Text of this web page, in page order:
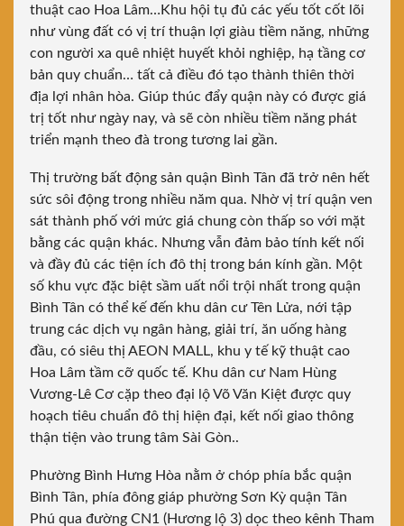
thuật cao Hoa Lâm…Khu hội tụ đủ các yếu tốt cốt lõi
như vùng đất có vị trí thuận lợi giàu tiềm năng, những
con người xa quê nhiệt huyết khỏi nghiệp, hạ tầng cơ
bản quy chuẩn… tất cả điều đó tạo thành thiên thời
địa lợi nhân hòa. Giúp thúc đẩy quận này có được giá
trị tốt như ngày nay, và sẽ còn nhiều tiềm năng phát
triển mạnh theo đà trong tương lai gần.
Thị trường bất động sản quận Bình Tân đã trở nên hết
sức sôi động trong nhiều năm qua. Nhờ vị trí quận ven
sát thành phố với mức giá chung còn thấp so với mặt
bằng các quận khác. Nhưng vẫn đảm bảo tính kết nối
và đầy đủ các tiện ích đô thị trong bán kính gần. Một
số khu vực đặc biệt sầm uất nổi trội nhất trong quận
Bình Tân có thể kế đến khu dân cư Tên Lửa, nới tập
trung các dịch vụ ngân hàng, giải trí, ăn uống hàng
đầu, có siêu thị AEON MALL, khu y tế kỹ thuật cao
Hoa Lâm tầm cỡ quốc tế. Khu dân cư Nam Hùng
Vương-Lê Cơ cặp theo đại lộ Võ Văn Kiệt được quy
hoạch tiêu chuẩn đô thị hiện đại, kết nối giao thông
thận tiện vào trung tâm Sài Gòn..
Phường Bình Hưng Hòa nằm ở chóp phía bắc quận
Bình Tân, phía đông giáp phường Sơn Kỳ quận Tân
Phú qua đường CN1 (Hương lộ 3) dọc theo kênh Tham